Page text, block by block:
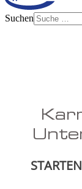
Suchen